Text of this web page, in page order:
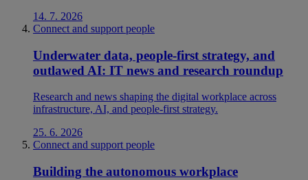
14. 7. 2026
Connect and support people
Underwater data, people-first strategy, and
outlawed AI: IT news and research roundup
Research and news shaping the digital workplace across
infrastructure, AI, and people-first strategy.
25. 6. 2026
Connect and support people
Building the autonomous workplace